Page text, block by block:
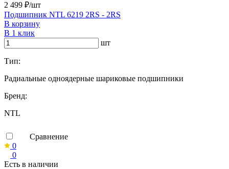
2 499 ₽/шт
Подшипник NTL 6219 2RS - 2RS
В корзину
В 1 клик
шт
Тип:
Радиальные одноядерные шариковые подшипники
Бренд:
NTL
Сравнение
0
0
Есть в наличии